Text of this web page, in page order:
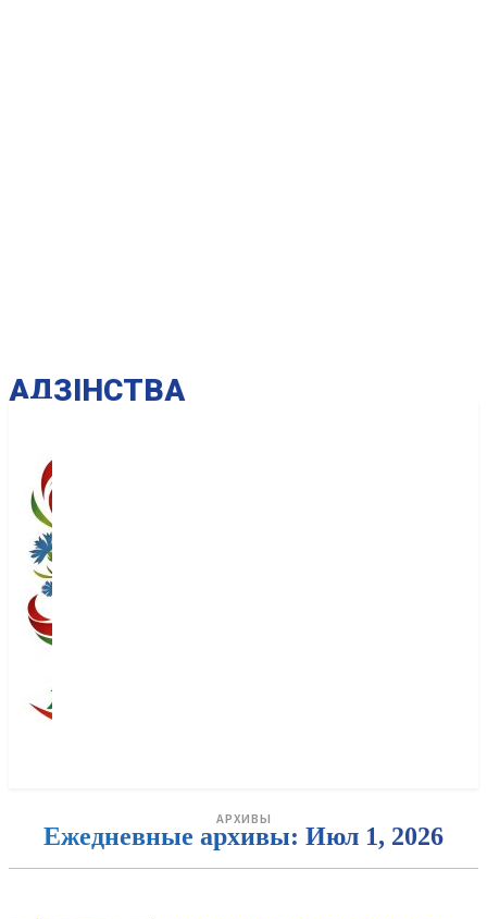
AДЗІНСТВА
АРХИВЫ
Ежедневные архивы: Июл 1, 2026